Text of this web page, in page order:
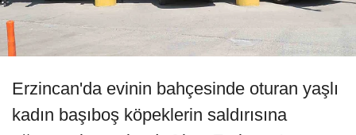
Erzincan'da evinin bahçesinde oturan yaşlı
kadın başıboş köpeklerin saldırısına